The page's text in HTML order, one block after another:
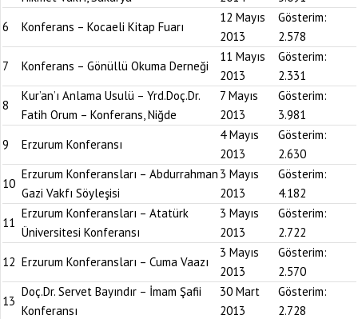
6
Konferans – Kocaeli Kitap Fuarı
12 Mayıs
2013
Gösterim:
2.578
7
Konferans – Gönüllü Okuma Derneği
11 Mayıs
2013
Gösterim:
2.331
8
Kur’an’ı Anlama Usulü – Yrd.Doç.Dr.
Fatih Orum – Konferans, Niğde
7 Mayıs
2013
Gösterim:
3.981
9
Erzurum Konferansı
4 Mayıs
2013
Gösterim:
2.630
10
Erzurum Konferansları – Abdurrahman
Gazi Vakfı Söyleşisi
3 Mayıs
2013
Gösterim:
4.182
11
Erzurum Konferansları – Atatürk
Üniversitesi Konferansı
3 Mayıs
2013
Gösterim:
2.722
12 Erzurum Konferansları – Cuma Vaazı
3 Mayıs
2013
Gösterim:
2.570
13
Doç.Dr. Servet Bayındır – İmam Şafii
Konferansı
30 Mart
2013
Gösterim:
2.728